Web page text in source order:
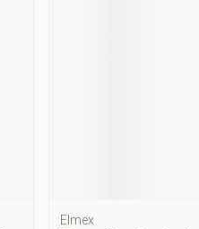
Elmex